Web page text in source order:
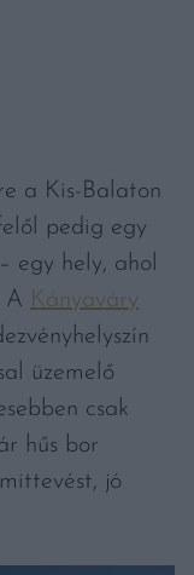
a Kis-Balaton
pedig egy
egy hely, ahol
A Kányaváry
üzemelő
csak
hűs bor
jó